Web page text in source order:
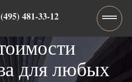
481-33-12‬‬
для любых